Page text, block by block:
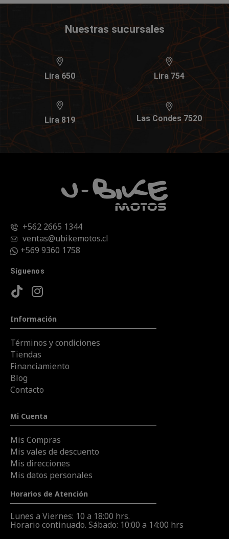
Nuestras sucursales
Lira 650 Lira 754
Lira 819 Las Condes 7520
+562 2665 1344
ventas@ubikemotos.cl
+569 9360 1758
Síguenos
Información
Términos y condiciones
Tiendas
Financiamiento
Blog
Contacto
Mi Cuenta
Mis Compras
Mis vales de descuento
Mis direcciones
Mis datos personales
Horarios de Atención
Lunes a Viernes: 10 a 18:00 hrs.
Horario continuado. Sábado: 10:00 a 14:00 hrs